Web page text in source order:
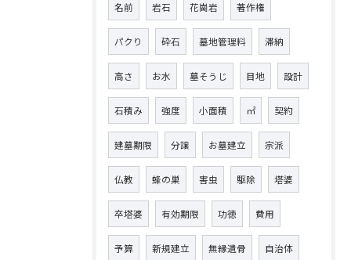
名前 岩石 花崗岩 著作権
パクり 砕石 墓地管理料 滞納
高さ お水 墓そうじ 目地 設計
石積み 強度 小面積 ㎡ 契約
建墓期限 分譲 お墓建立 宗派
仏教 蜂の巣 害虫 駆除 塔婆
卒塔婆 有効期限 功徳 費用
予算 新規建立 無縁遺骨 自治体